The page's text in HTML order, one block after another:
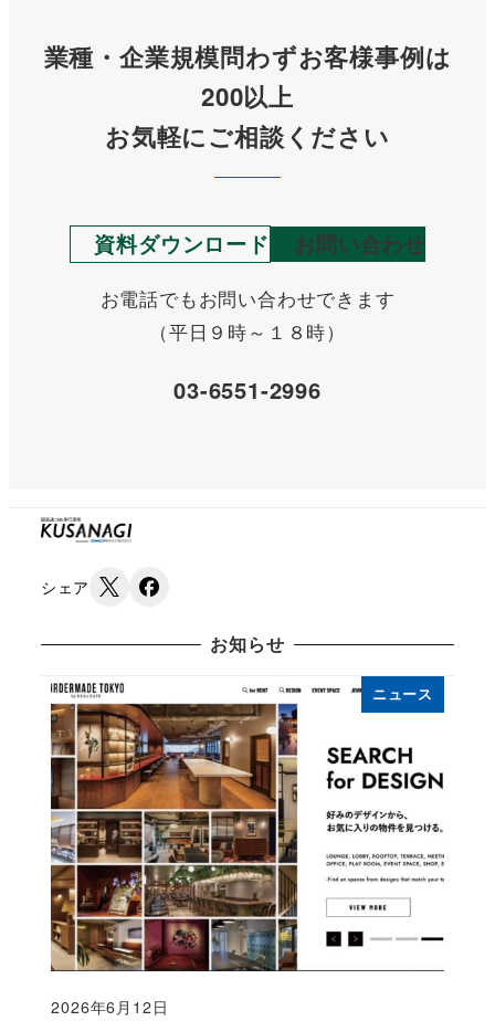
業種・企業規模問わずお客様事例は
200以上
お気軽にご相談ください
資料ダウンロード お問い合わせ
お電話でもお問い合わせできます
（平日９時～１８時）
03-6551-2996
シェア
お知らせ
ニュース
2026年6月12日